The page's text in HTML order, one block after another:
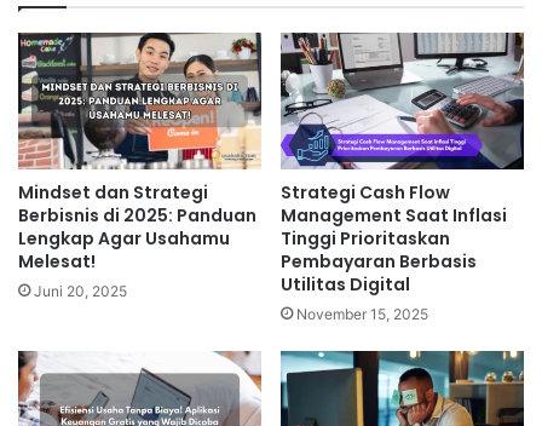
Mindset dan Strategi
Berbisnis di 2025: Panduan
Lengkap Agar Usahamu
Melesat!
Juni 20, 2025
Strategi Cash Flow
Management Saat Inflasi
Tinggi Prioritaskan
Pembayaran Berbasis
Utilitas Digital
November 15, 2025